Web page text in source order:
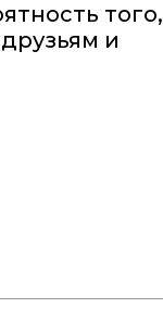
того,
и